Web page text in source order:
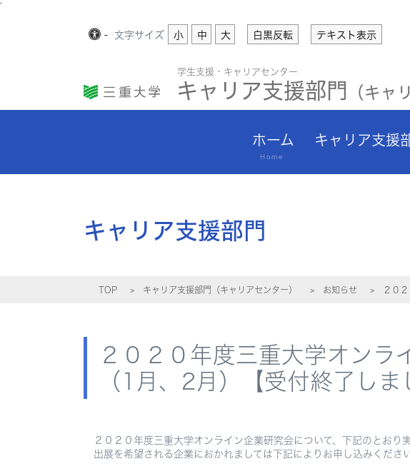
'
- 文字サイズ 小 中 大 白黒反転 テキスト表示
学生支援・キャリアセンター
キャリア支援部門 （キャ
ホーム
Home
キャリア支援
キャリア支援部門
TOP キャリア支援部門（キャリアセンター） お知らせ ２０
２０２０年度三重大学オンラ
（1月、2月）【受付終了しま
２０２０年度三重大学オンライン企業研究会について、下記のとおり
出展を希望される企業におかれましては下記によりお申し込みください